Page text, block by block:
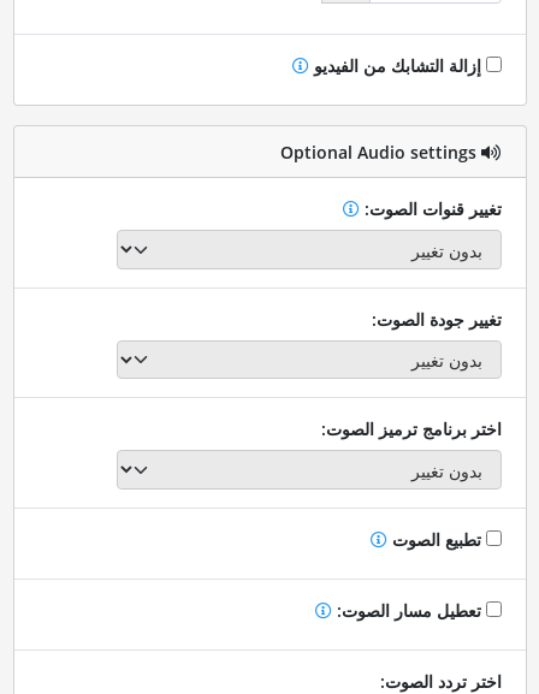
إزالة التشابك من الفيديو
Optional Audio settings
تغيير قنوات الصوت:
تغيير جودة الصوت:
اختر برنامج ترميز الصوت:
تطبيع الصوت
تعطيل مسار الصوت:
اختر تردد الصوت: